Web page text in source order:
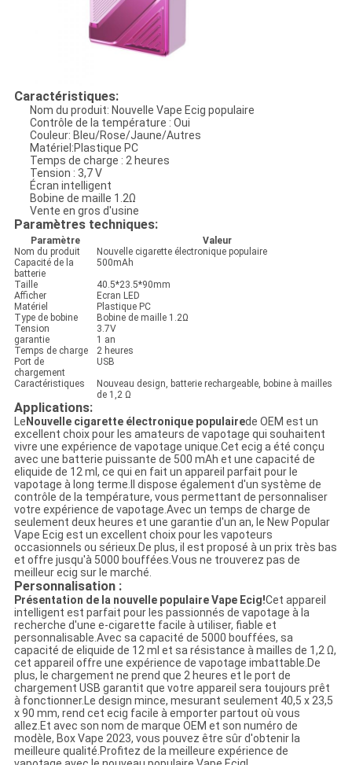
Caractéristiques:
Nom du produit: Nouvelle Vape Ecig populaire
Contrôle de la température : Oui
Couleur: Bleu/Rose/Jaune/Autres
Matériel:Plastique PC
Temps de charge : 2 heures
Tension : 3,7 V
Écran intelligent
Bobine de maille 1.2Ω
Vente en gros d'usine
Paramètres techniques:
Paramètre
Valeur
Nom du produit
Nouvelle cigarette électronique populaire
Capacité de la
batterie
500mAh
Taille
40.5*23.5*90mm
Afficher
Ecran LED
Matériel
Plastique PC
Type de bobine
Bobine de maille 1.2Ω
Tension
3.7V
garantie
1 an
Temps de charge
2 heures
Port de
chargement
USB
Caractéristiques
Nouveau design, batterie rechargeable, bobine à mailles
de 1,2 Ω
Applications:
Le Nouvelle cigarette électronique populairede OEM est un
excellent choix pour les amateurs de vapotage qui souhaitent
vivre une expérience de vapotage unique.Cet ecig a été conçu
avec une batterie puissante de 500 mAh et une capacité de
eliquide de 12 ml, ce qui en fait un appareil parfait pour le
vapotage à long terme.Il dispose également d'un système de
contrôle de la température, vous permettant de personnaliser
votre expérience de vapotage.Avec un temps de charge de
seulement deux heures et une garantie d'un an, le New Popular
Vape Ecig est un excellent choix pour les vapoteurs
occasionnels ou sérieux.De plus, il est proposé à un prix très bas
et offre jusqu'à 5000 bouffées.Vous ne trouverez pas de
meilleur ecig sur le marché.
Personnalisation :
Présentation de la nouvelle populaire Vape Ecig!Cet appareil
intelligent est parfait pour les passionnés de vapotage à la
recherche d'une e-cigarette facile à utiliser, fiable et
personnalisable.Avec sa capacité de 5000 bouffées, sa
capacité de eliquide de 12 ml et sa résistance à mailles de 1,2 Ω,
cet appareil offre une expérience de vapotage imbattable.De
plus, le chargement ne prend que 2 heures et le port de
chargement USB garantit que votre appareil sera toujours prêt
à fonctionner.Le design mince, mesurant seulement 40,5 x 23,5
x 90 mm, rend cet ecig facile à emporter partout où vous
allez.Et avec son nom de marque OEM et son numéro de
modèle, Box Vape 2023, vous pouvez être sûr d'obtenir la
meilleure qualité.Profitez de la meilleure expérience de